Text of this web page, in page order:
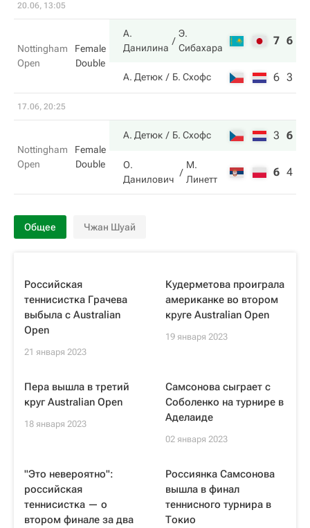
20.06, 13:05
Nottingham
Open
Female
Double
А.
Данилина
Э.
Сибахара
7 6
А. Детюк Б. Схофс 6 3
17.06, 20:25
Nottingham
Open
Female
Double
А. Детюк Б. Схофс 3 6
О.
Данилович
М.
Линетт
6 4
Общее Чжан Шуай
Российская
теннисистка Грачева
выбыла с Australian
Open
21 января 2023
Кудерметова проиграла
американке во втором
круге Australian Open
19 января 2023
Пера вышла в третий
круг Australian Open
18 января 2023
Самсонова сыграет с
Соболенко на турнире в
Аделаиде
02 января 2023
"Это невероятно":
российская
теннисистка — о
втором финале за два
Россиянка Самсонова
вышла в финал
теннисного турнира в
Токио